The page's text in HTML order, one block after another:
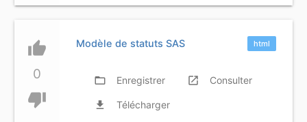
thumb_up
0
thumb_down
html
Modèle de statuts SAS
folder_open Enregistrer launch Consulter
file_download Télécharger